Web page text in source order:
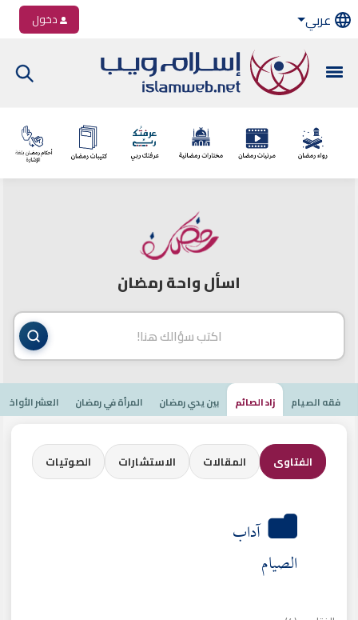
عربي دخول
اسأل واحة رمضان
فقه الصيام زاد الصائم بين يدي رمضان المرأة في رمضان العشر الأواخر
الفتاوى المقالات الاستشارات الصوتيات
آداب
الصيام